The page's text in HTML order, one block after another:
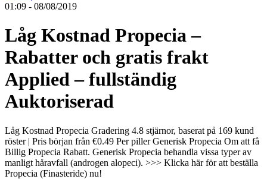
01:09 - 08/08/2019
Låg Kostnad Propecia –
Rabatter och gratis frakt
Applied – fullständig
Auktoriserad
Låg Kostnad Propecia Gradering 4.8 stjärnor, baserat på 169 kund
röster | Pris början från €0.49 Per piller Generisk Propecia Om att få
Billig Propecia Rabatt. Generisk Propecia behandla vissa typer av
manligt håravfall (androgen alopeci). >>> Klicka här för att beställa
Propecia (Finasteride) nu!